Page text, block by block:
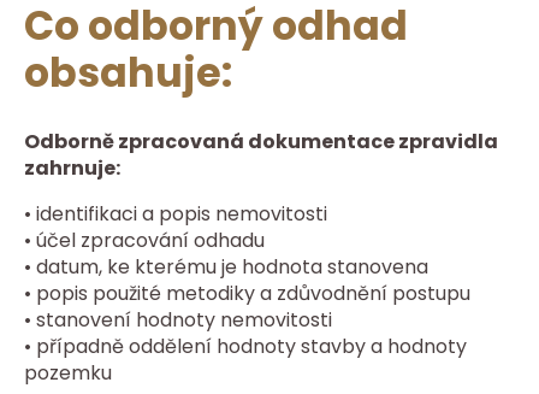
Co odborný odhad
obsahuje:
Odborně zpracovaná dokumentace zpravidla
zahrnuje:
• identifikaci a popis nemovitosti
• účel zpracování odhadu
• datum, ke kterému je hodnota stanovena
• popis použité metodiky a zdůvodnění postupu
• stanovení hodnoty nemovitosti
• případně oddělení hodnoty stavby a hodnoty
pozemku